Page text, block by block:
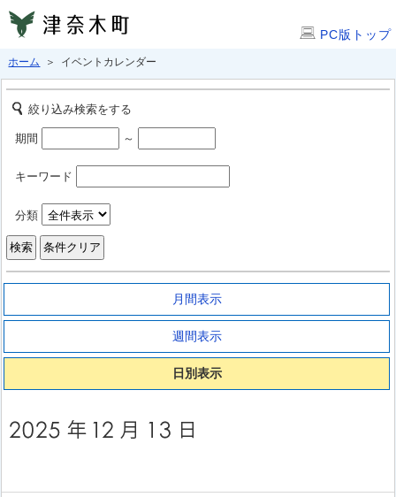
PC版トップ
ホーム ＞ イベントカレンダー
絞り込み検索をする
期間 ～
キーワード
分類
月間表示
週間表示
日別表示